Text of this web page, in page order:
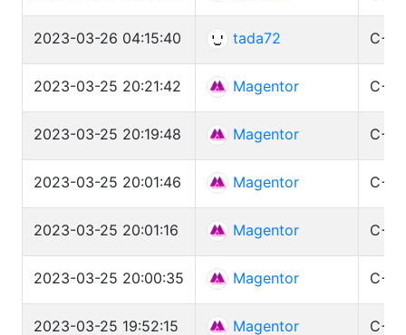
2023-03-26 04:15:40 tada72 C++
2023-03-25 20:21:42 Magentor C++
2023-03-25 20:19:48 Magentor C++
2023-03-25 20:01:46 Magentor C++
2023-03-25 20:01:16 Magentor C++
2023-03-25 20:00:35 Magentor C++
2023-03-25 19:52:15 Magentor C++